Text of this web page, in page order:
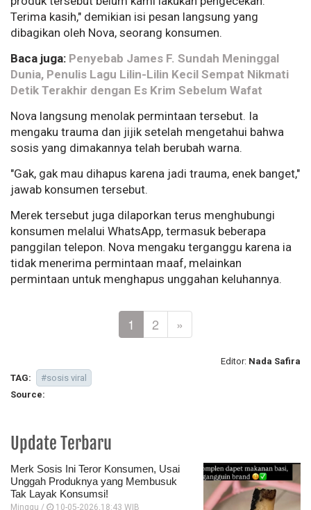
Terima kasih," demikian isi pesan langsung yang
dibagikan oleh Nova, seorang konsumen.
Baca juga: Penyebab James F. Sundah Meninggal
Dunia, Penulis Lagu Lilin-Lilin Kecil Sempat Nikmati
Detik Terakhir dengan Es Krim Sebelum Wafat
Nova langsung menolak permintaan tersebut. Ia
mengaku trauma dan jijik setelah mengetahui bahwa
sosis yang dimakannya telah berubah warna.
"Gak, gak mau dihapus karena jadi trauma, enek banget,"
jawab konsumen tersebut.
Merek tersebut juga dilaporkan terus menghubungi
konsumen melalui WhatsApp, termasuk beberapa
panggilan telepon. Nova mengaku terganggu karena ia
tidak menerima permintaan maaf, melainkan
permintaan untuk menghapus unggahan keluhannya.
1 2 »
Editor: Nada Safira
TAG:
#sosis viral
Source:
Update Terbaru
Merk Sosis Ini Teror Konsumen, Usai
Unggah Produknya yang Membusuk
Tak Layak Konsumsi!
Minggu / 10-05-2026,18:43 WIB